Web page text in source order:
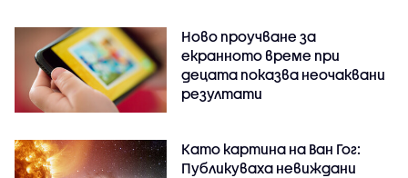
Ново проучване за
екранното време при
децата показва неочаквани
резултати
Като картина на Ван Гог:
Публикуваха невиждани